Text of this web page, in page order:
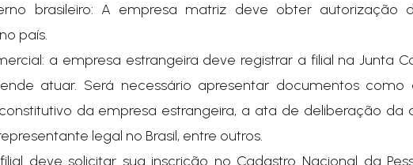
brasileiro: A empresa matriz deve obter autorização
país.
a empresa estrangeira deve registrar a filial na Junta
atuar. Será necessário apresentar documentos como
da empresa estrangeira, a ata de deliberação da
legal no Brasil, entre outros.
deve solicitar sua inscrição no Cadastro Nacional da